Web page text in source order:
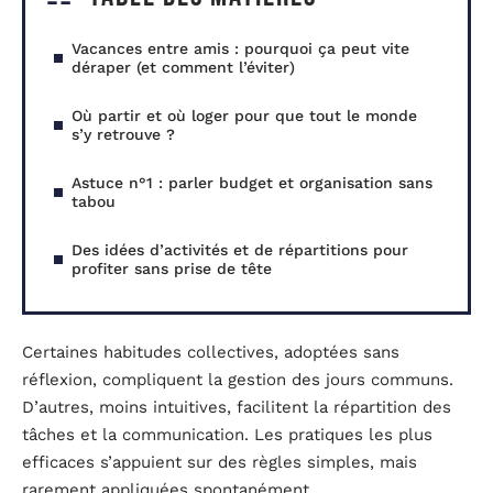
Vacances entre amis : pourquoi ça peut vite
déraper (et comment l’éviter)
Où partir et où loger pour que tout le monde
s’y retrouve ?
Astuce n°1 : parler budget et organisation sans
tabou
Des idées d’activités et de répartitions pour
profiter sans prise de tête
Certaines habitudes collectives, adoptées sans
réflexion, compliquent la gestion des jours communs.
D’autres, moins intuitives, facilitent la répartition des
tâches et la communication. Les pratiques les plus
efficaces s’appuient sur des règles simples, mais